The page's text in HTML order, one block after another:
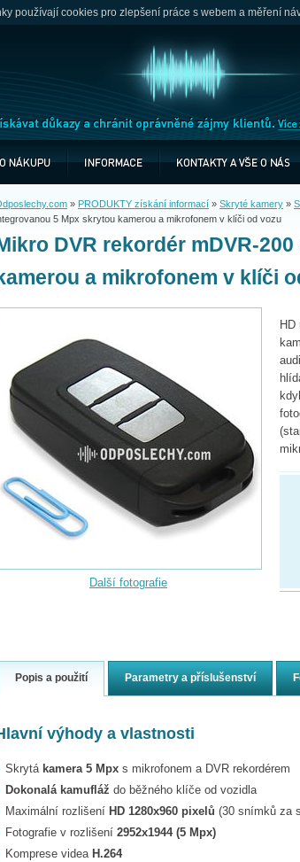
používají cookies pro zlepšení práce s webem a měření
» PRODUKTY získání informací » Skryté kamery »
5 Mpx skrytou kamerou a mikrofonem v klíči od vozu
DVR rekordér mDVR-
a mikrofonem v klíči
Další fotografie
Popis a použití Parametry a příslušenství
výhody a vlastnosti
Skrytá kamera 5 Mpx s mikrofonem a DVR rekordérem
Dokonalá kamufláž do běžného klíče od vozidla
Maximální rozlišení HD 1280x960 pixelů (30 snímků za
Fotografie v rozlišení 2952x1944 (5 Mpx)
Komprese videa H.264